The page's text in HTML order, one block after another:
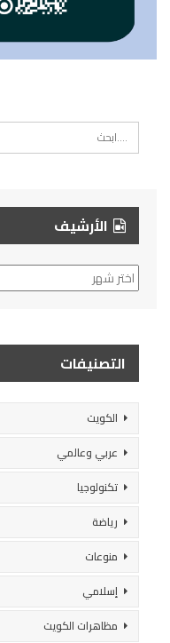
الأرشيف
الأرشيف
التصنيفات
الكويت
عربي وعالمي
تكنولوجيا
رياضة
منوعات
إسلامي
مظاهرات الكويت